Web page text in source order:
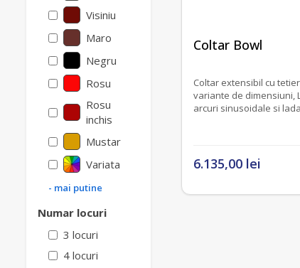
Visiniu
Maro
Negru
Rosu
Rosu
inchis
Mustar
Variata
- mai putine
Numar locuri
3 locuri
4 locuri
Coltar Bowl
Coltar extensibil cu tetiere Bowl , disponibil in 2
variante de dimensiuni, L si
arcuri
6.135,00 lei